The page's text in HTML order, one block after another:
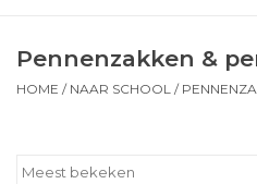
Schoenen
Pennenzakken &
HOME / NAAR SCHOOL /